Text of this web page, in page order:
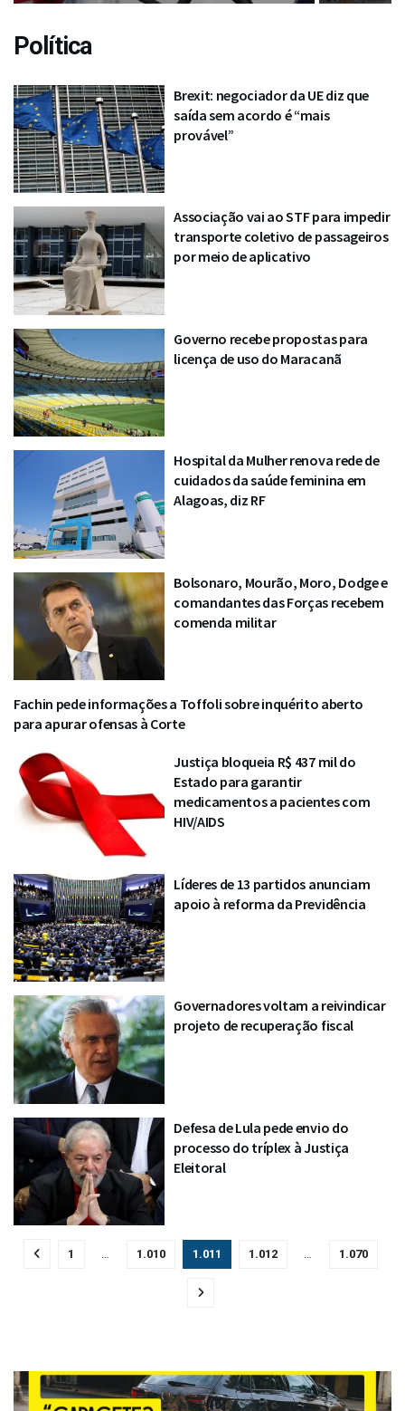
Política
Brexit: negociador da UE diz que
saída sem acordo é “mais
provável”
Associação vai ao STF para impedir
transporte coletivo de passageiros
por meio de aplicativo
Governo recebe propostas para
licença de uso do Maracanã
Hospital da Mulher renova rede de
cuidados da saúde feminina em
Alagoas, diz RF
Bolsonaro, Mourão, Moro, Dodge e
comandantes das Forças recebem
comenda militar
Fachin pede informações a Toffoli sobre inquérito aberto
para apurar ofensas à Corte
Justiça bloqueia R$ 437 mil do
Estado para garantir
medicamentos a pacientes com
HIV/AIDS
Líderes de 13 partidos anunciam
apoio à reforma da Previdência
Governadores voltam a reivindicar
projeto de recuperação fiscal
Defesa de Lula pede envio do
processo do tríplex à Justiça
Eleitoral
1 … 1.010 1.011 1.012 … 1.070